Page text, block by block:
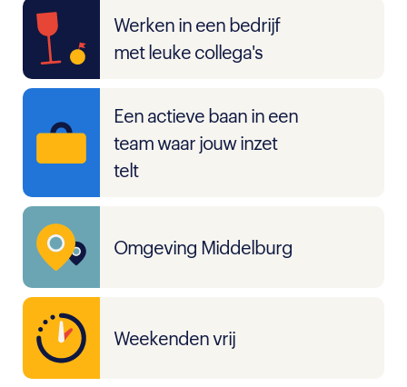
Werken in een bedrijf
met leuke collega's
Een actieve baan in een
team waar jouw inzet
telt
Omgeving Middelburg
Weekenden vrij